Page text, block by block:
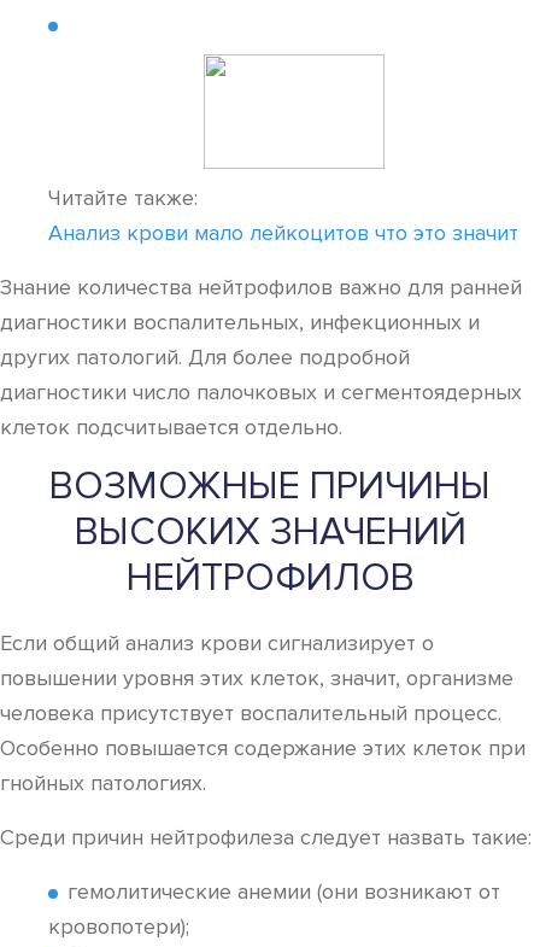
Читайте также:
Анализ крови мало лейкоцитов что это значит
Знание количества нейтрофилов важно для ранней
диагностики воспалительных, инфекционных и
других патологий. Для более подробной
диагностики число палочковых и сегментоядерных
клеток подсчитывается отдельно.
ВОЗМОЖНЫЕ ПРИЧИНЫ
ВЫСОКИХ ЗНАЧЕНИЙ
НЕЙТРОФИЛОВ
Если общий анализ крови сигнализирует о
повышении уровня этих клеток, значит, организме
человека присутствует воспалительный процесс.
Особенно повышается содержание этих клеток при
гнойных патологиях.
Среди причин нейтрофилеза следует назвать такие:
гемолитические анемии (они возникают от
кровопотери);